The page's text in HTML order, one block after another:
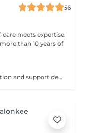
56
than 10 years of
Gentle technique to reduce water retention and support detox.